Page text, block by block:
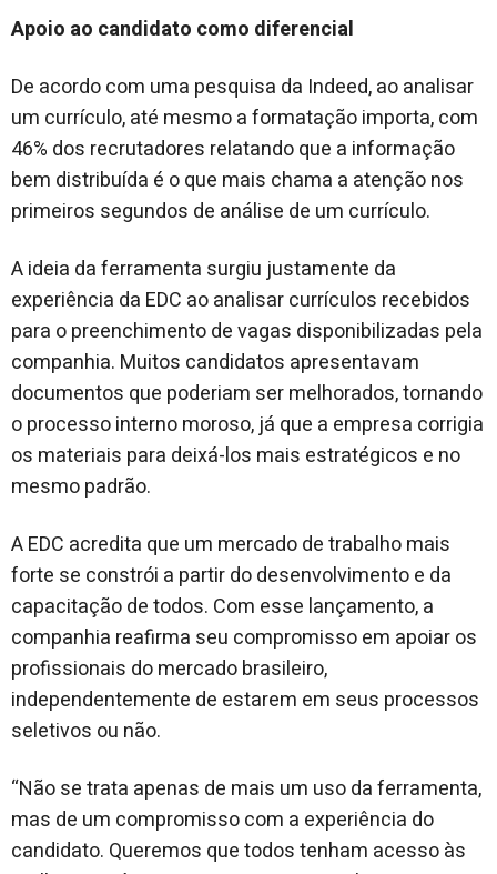
Apoio ao candidato como diferencial
De acordo com uma pesquisa da Indeed, ao analisar
um currículo, até mesmo a formatação importa, com
46% dos recrutadores relatando que a informação
bem distribuída é o que mais chama a atenção nos
primeiros segundos de análise de um currículo.
A ideia da ferramenta surgiu justamente da
experiência da EDC ao analisar currículos recebidos
para o preenchimento de vagas disponibilizadas pela
companhia. Muitos candidatos apresentavam
documentos que poderiam ser melhorados, tornando
o processo interno moroso, já que a empresa corrigia
os materiais para deixá-los mais estratégicos e no
mesmo padrão.
A EDC acredita que um mercado de trabalho mais
forte se constrói a partir do desenvolvimento e da
capacitação de todos. Com esse lançamento, a
companhia reafirma seu compromisso em apoiar os
profissionais do mercado brasileiro,
independentemente de estarem em seus processos
seletivos ou não.
“Não se trata apenas de mais um uso da ferramenta,
mas de um compromisso com a experiência do
candidato. Queremos que todos tenham acesso às